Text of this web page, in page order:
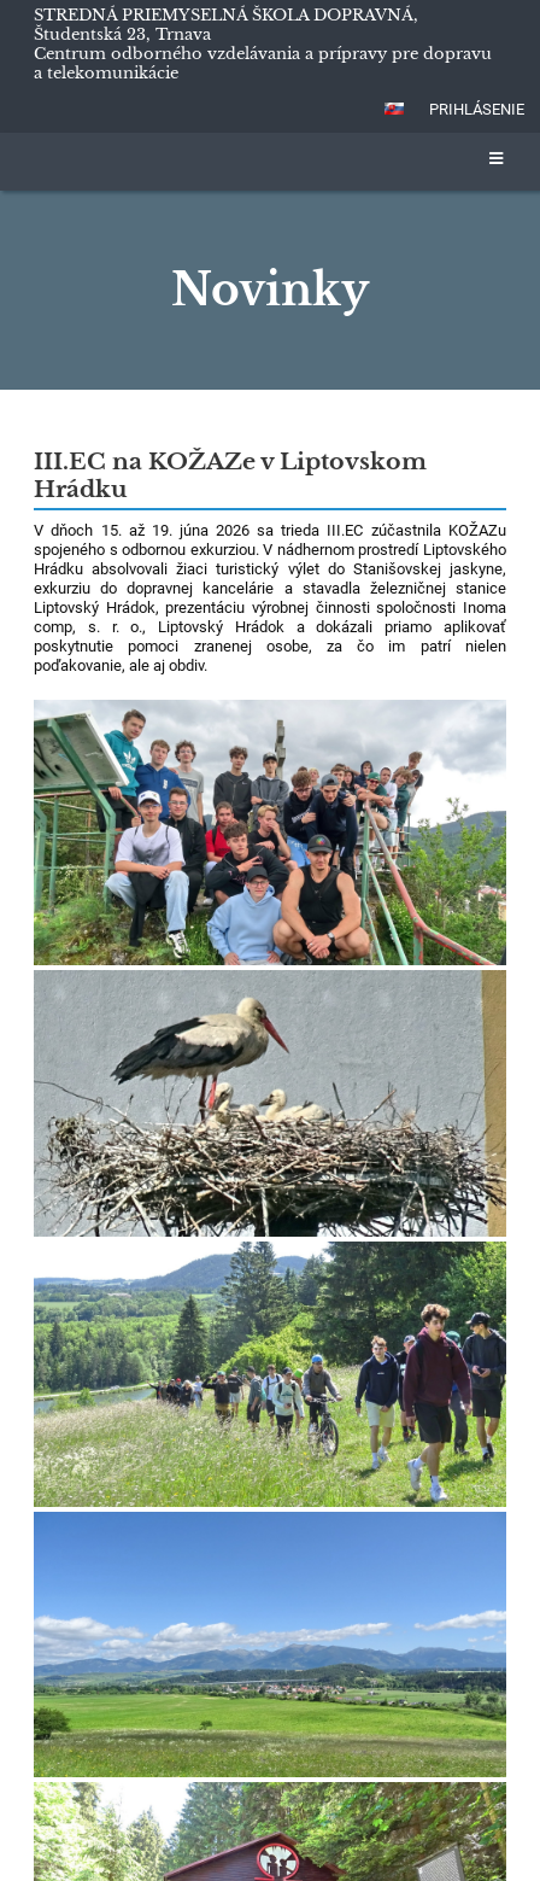
STREDNÁ PRIEMYSELNÁ ŠKOLA DOPRAVNÁ,
Študentská 23, Trnava
Centrum odborného vzdelávania a prípravy pre dopravu
a telekomunikácie
PRIHLÁSENIE
Novinky
III.EC na KOŽAZe v Liptovskom
Hrádku
V dňoch 15. až 19. júna 2026 sa trieda III.EC zúčastnila KOŽAZu
spojeného s odbornou exkurziou. V nádhernom prostredí Liptovského
Hrádku absolvovali žiaci turistický výlet do Stanišovskej jaskyne,
exkurziu do dopravnej kancelárie a stavadla železničnej stanice
Liptovský Hrádok, prezentáciu výrobnej činnosti spoločnosti Inoma
comp, s. r. o., Liptovský Hrádok a dokázali priamo aplikovať
poskytnutie pomoci zranenej osobe, za čo im patrí nielen
poďakovanie, ale aj obdiv.